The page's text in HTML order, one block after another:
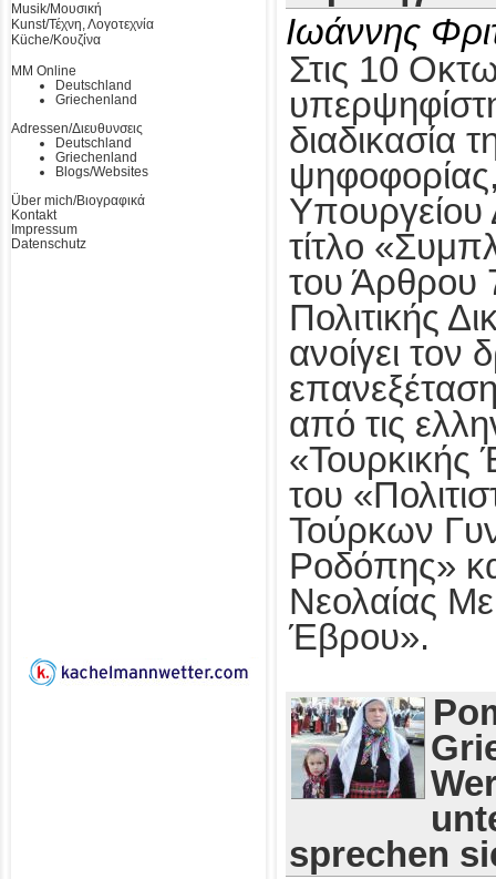
Musik/Μουσική
Kunst/Τέχνη, Λογοτεχνία
Küche/Κουζίνα
MM Online
Deutschland
Griechenland
Adressen/Διευθυνσεις
Deutschland
Griechenland
Blogs/Websites
Über mich/Βιογραφικά
Kontakt
Impressum
Datenschutz
Ιωάννης
Στις 10
διαδικασία
Υπουργείου
τίτλο
του Άρθρου
Πολιτικής
ανοίγει τον
από τις
του
Τούρκων
Ροδόπης»
Νεολαίας
Έβρου».
sprechen